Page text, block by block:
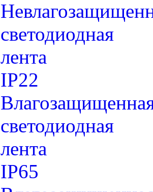
светодиодная
лента
IP22
светодиодная
лента
IP65